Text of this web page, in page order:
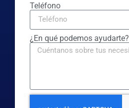
Teléfono
¿En qué podemos ayudarte?